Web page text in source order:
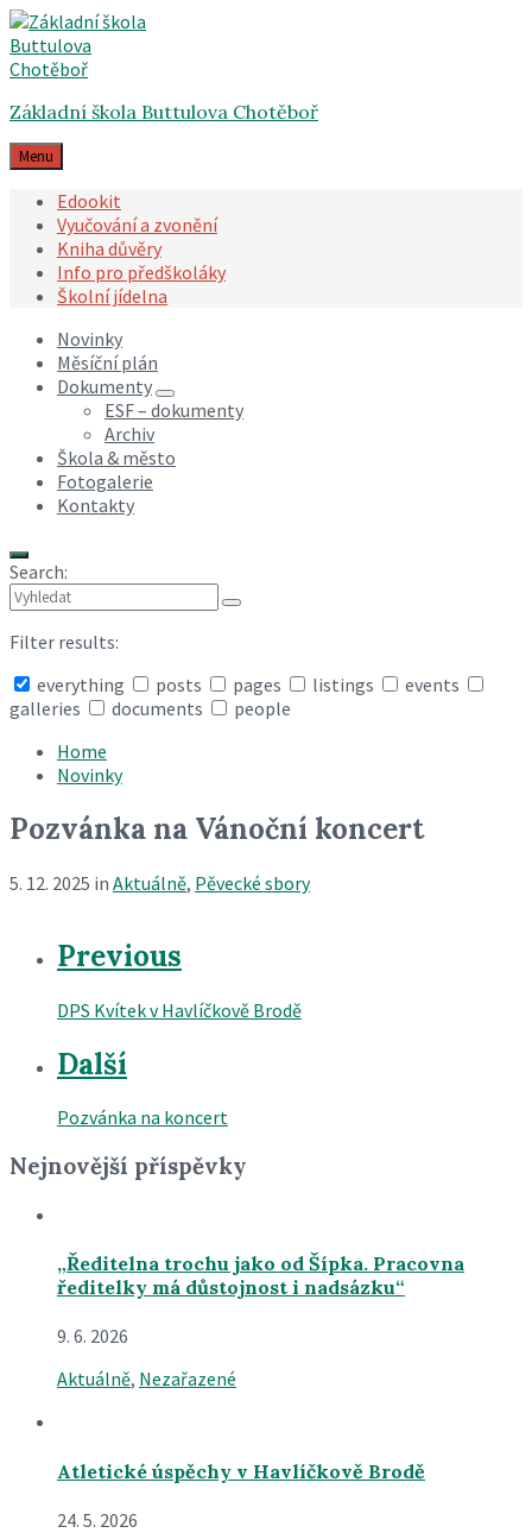
Skip
to
content
Skip
to
main
Skip
to
footer
Základní škola Buttulova Chotěboř
Menu
Edookit
Vyučování a zvonění
Kniha důvěry
Info pro předškoláky
Školní jídelna
Novinky
Měsíční plán
Dokumenty
ESF – dokumenty
Archiv
Škola & město
Fotogalerie
Kontakty
Search:
Filter results:
everything
posts pages listings
events
galleries
documents people
search
Home
Novinky
Pozvánka na Vánoční koncert
5. 12. 2025 in Aktuálně, Pěvecké sbory
Previous
DPS Kvítek v Havlíčkově Brodě
Další
Pozvánka na koncert
Nejnovější příspěvky
„Ředitelna trochu jako od Šípka. Pracovna
ředitelky má důstojnost i nadsázku“
9. 6. 2026
Aktuálně, Nezařazené
Atletické úspěchy v Havlíčkově Brodě
24. 5. 2026